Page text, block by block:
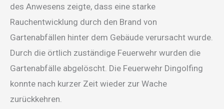
des Anwesens zeigte, dass eine starke
Rauchentwicklung durch den Brand von
Gartenabfällen hinter dem Gebäude verursacht wurde.
Durch die örtlich zuständige Feuerwehr wurden die
Gartenabfälle abgelöscht. Die Feuerwehr Dingolfing
konnte nach kurzer Zeit wieder zur Wache
zurückkehren.